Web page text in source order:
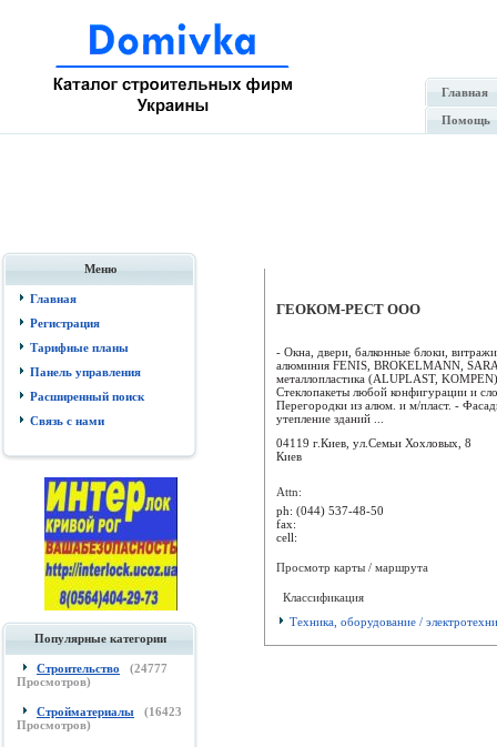
Главная
Помощь
Меню
Главная
Регистрация
Тарифные планы
Панель управления
Расширенный поиск
Связь с нами
Популярные категории
Строительство (24777
Просмотров)
Стройматериалы (16423
Просмотров)
ГЕОКОМ-РЕСТ ООО
- Окна, двери, балконные блоки,
алюминия FENIS, BROKELMANN,
металлопластика (ALUPLAST,
Стеклопакеты любой конфигурации и
Перегородки из алюм. и м/пласт. -
утепление зданий ...
04119 г.Киев, ул.Семьи Хохловых, 8
Киев
Attn:
ph: (044) 537-48-50
fax:
cell:
Просмотр карты / маршрута
Классификация
Техника, оборудование /